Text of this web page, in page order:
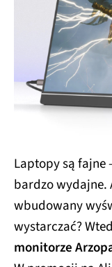
Laptopy są fajne
bardzo wydajne.
wbudowany
wystarczać?
monitorze